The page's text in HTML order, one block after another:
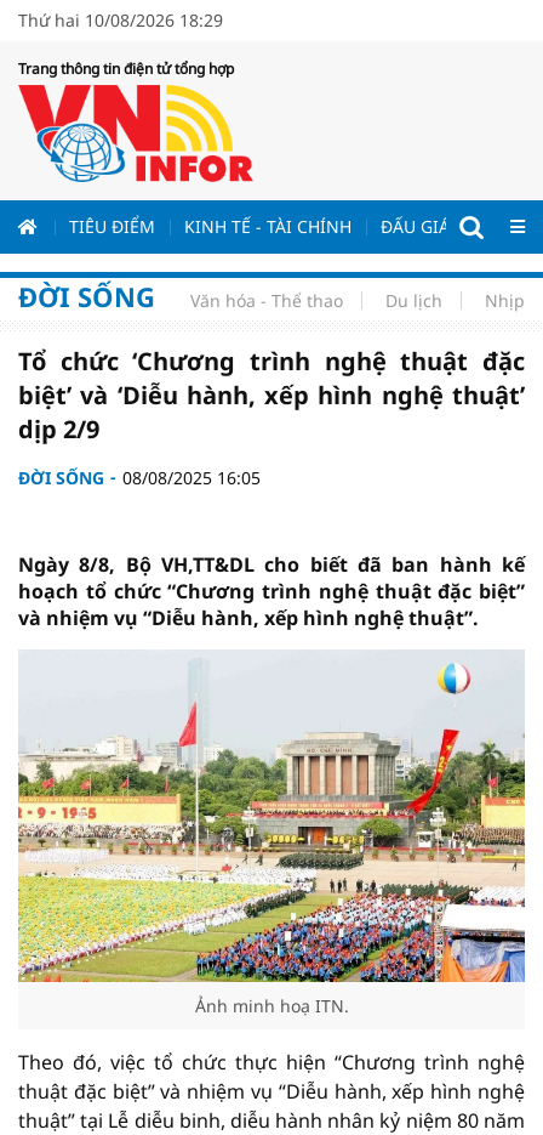
Thứ hai 10/08/2026 18:29
Trang thông tin điện tử tổng hợp
TIÊU ĐIỂM KINH TẾ - TÀI CHÍNH ĐẤU GIÁ - ĐẤU
ĐỜI SỐNG Văn hóa - Thể thao Du lịch Nhịp
Tổ chức ‘Chương trình nghệ thuật đặc
biệt’ và ‘Diễu hành, xếp hình nghệ thuật’
dịp 2/9
ĐỜI SỐNG 08/08/2025 16:05
Ngày 8/8, Bộ VH,TT&DL cho biết đã ban hành kế
hoạch tổ chức “Chương trình nghệ thuật đặc biệt”
và nhiệm vụ “Diễu hành, xếp hình nghệ thuật”.
Ảnh minh hoạ ITN.
Theo đó, việc tổ chức thực hiện “Chương trình nghệ
thuật đặc biệt” và nhiệm vụ “Diễu hành, xếp hình nghệ
thuật” tại Lễ diễu binh, diễu hành nhân kỷ niệm 80 năm